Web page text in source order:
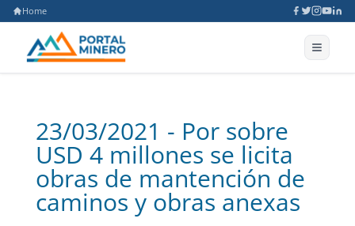
Home
23/03/2021 - Por sobre
USD 4 millones se licita
obras de mantención de
caminos y obras anexas